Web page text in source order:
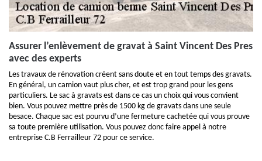
Assurer l’enlèvement de gravat à Saint Vincent Des Pres
avec des experts
Les travaux de rénovation créent sans doute et en tout temps des gravats.
En général, un camion vaut plus cher, et est trop grand pour les gens
particuliers. Le sac à gravats est dans ce cas un choix qui vous convient
bien. Vous pouvez mettre près de 1500 kg de gravats dans une seule
besace. Chaque sac est pourvu d’une fermeture cachetée qui vous prouve
sa toute première utilisation. Vous pouvez donc faire appel à notre
entreprise C.B Ferrailleur 72 pour ce service.